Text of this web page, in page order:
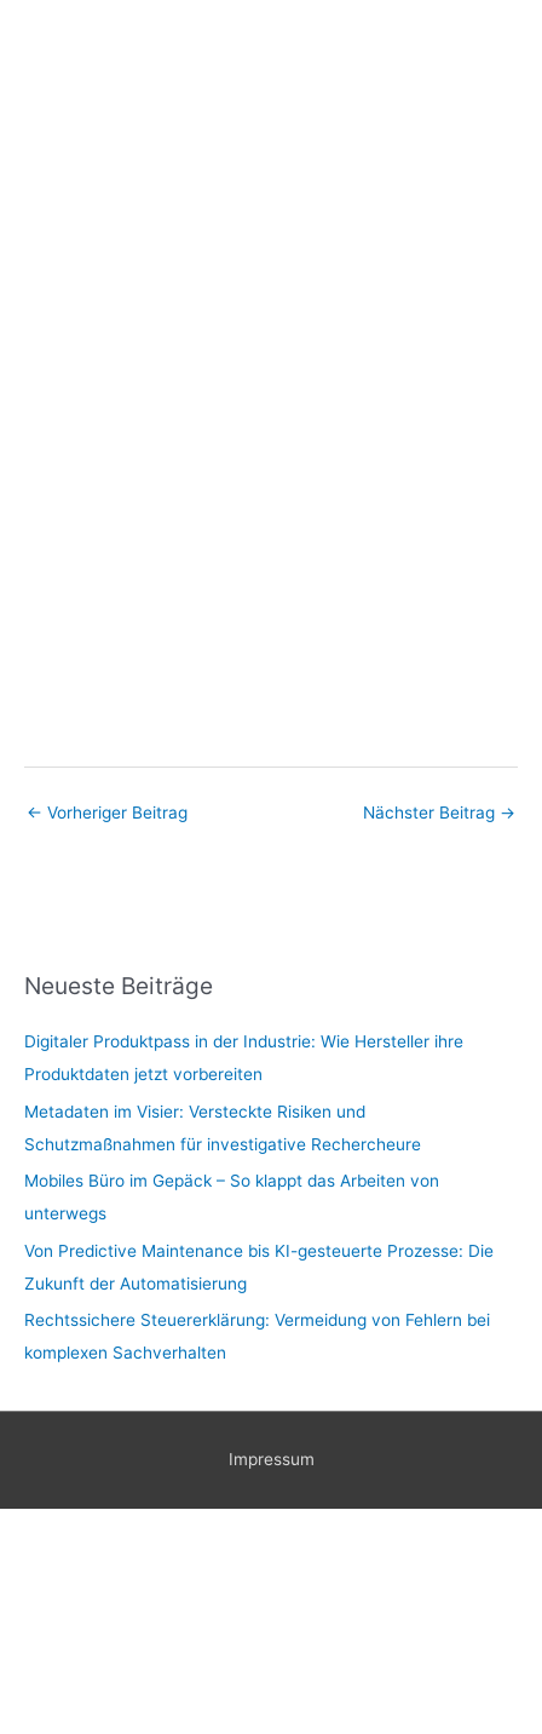
← Vorheriger Beitrag Nächster Beitrag →
Neueste Beiträge
Digitaler Produktpass in der Industrie: Wie Hersteller ihre
Produktdaten jetzt vorbereiten
Metadaten im Visier: Versteckte Risiken und
Schutzmaßnahmen für investigative Rechercheure
Mobiles Büro im Gepäck – So klappt das Arbeiten von
unterwegs
Von Predictive Maintenance bis KI-gesteuerte Prozesse: Die
Zukunft der Automatisierung
Rechtssichere Steuererklärung: Vermeidung von Fehlern bei
komplexen Sachverhalten
Impressum